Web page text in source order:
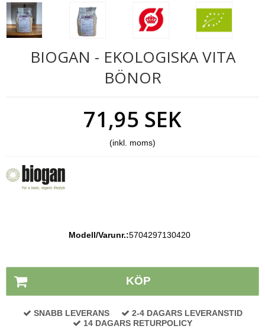
BIOGAN - EKOLOGISKA VITA
BÖNOR
71,95 SEK
(inkl. moms)
Modell/Varunr.:5704297130420
KÖP
SNABB LEVERANS
2-4 DAGARS LEVERANSTID
14 DAGARS RETURPOLICY